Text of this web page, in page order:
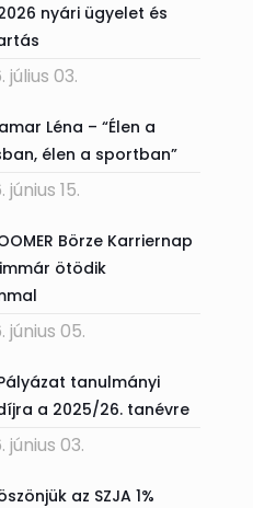
nyári ügyelet és
július 03.
Léna – “Élen a
élen a sportban”
június 15.
Börze Karriernap
ötödik
június 05.
tanulmányi
a 2025/26. tanévre
június 03.
az SZJA 1%